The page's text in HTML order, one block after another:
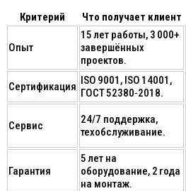
Критерий Что получает клиент
Опыт
15 лет работы, 3 000+
завершённых
проектов.
Сертификация ISO 9001, ISO 14001,
ГОСТ 52380‑2018.
Сервис
24/7 поддержка,
техобслуживание.
Гарантия
5 лет на
оборудование, 2 года
на монтаж.